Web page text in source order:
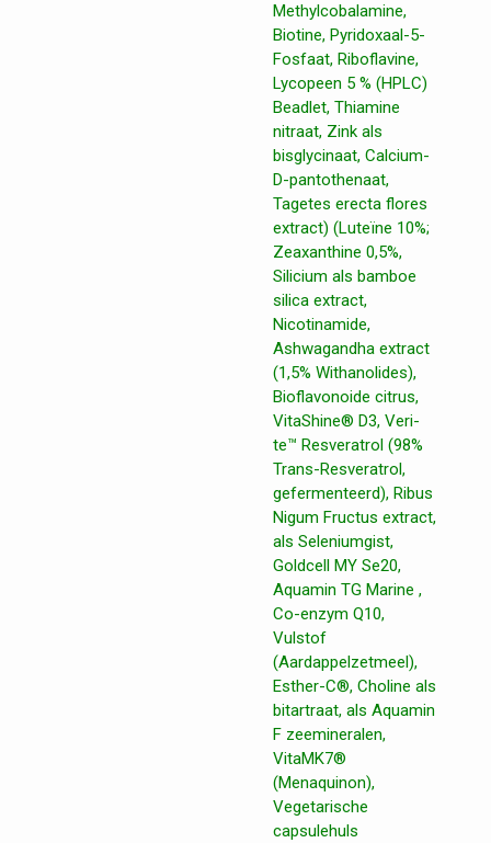
Methylcobalamine,
Biotine, Pyridoxaal-5-
Fosfaat, Riboflavine,
Lycopeen 5 % (HPLC)
Beadlet, Thiamine
nitraat, Zink als
bisglycinaat, Calcium-
D-pantothenaat,
Tagetes erecta flores
extract) (Luteïne 10%;
Zeaxanthine 0,5%,
Silicium als bamboe
silica extract,
Nicotinamide,
Ashwagandha extract
(1,5% Withanolides),
Bioflavonoide citrus,
VitaShine® D3, Veri-
te™ Resveratrol (98%
Trans-Resveratrol,
gefermenteerd), Ribus
Nigum Fructus extract,
als Seleniumgist,
Goldcell MY Se20,
Aquamin TG Marine ,
Co-enzym Q10,
Vulstof
(Aardappelzetmeel),
Esther-C®, Choline als
bitartraat, als Aquamin
F zeemineralen,
VitaMK7®
(Menaquinon),
Vegetarische
capsulehuls